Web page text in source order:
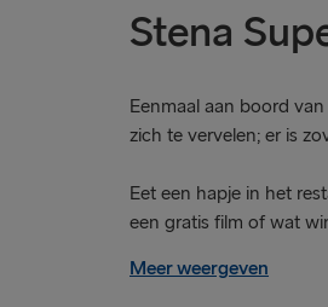
Stena
Eenmaal aan boord
zich te vervelen; er is
Eet een hapje in het
een gratis film of wat
Meer weergeven